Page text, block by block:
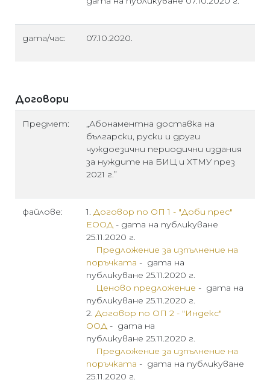
дата/час: 07.10.2020.
Договори
Предмет:
„Абонаментна доставка на
български, руски и други
чуждоезични периодични издания
за нуждите на БИЦ и ХТМУ през
2021 г.”
файлове: 1. Договор по ОП 1 - "Доби прес"
ЕООД - дата на публикуване
25.11.2020 г.
Предложение за изпълнение на
поръчката - дата на
публикуване 25.11.2020 г.
Ценово предложение - дата на
публикуване 25.11.2020 г.
2. Договор по ОП 2 - "Индекс"
ООД - дата на
публикуване 25.11.2020 г.
Предложение за изпълнение на
поръчката - дата на публикуване
25.11.2020 г.